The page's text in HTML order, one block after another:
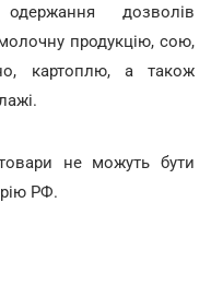
дозволів
продукцію, сою,
картоплю, а також
не можуть бути
РФ.